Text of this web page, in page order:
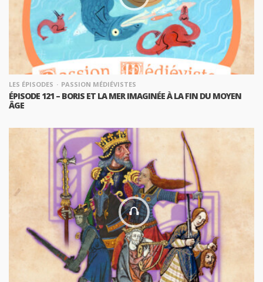
LES ÉPISODES PASSION MÉDIÉVISTES
ÉPISODE 121 – BORIS ET LA MER IMAGINÉE À LA FIN DU MOYEN
ÂGE